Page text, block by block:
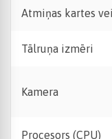
Atmiņas kartes
Tālruņa izmēri
Kamera
Procesors (CPU)